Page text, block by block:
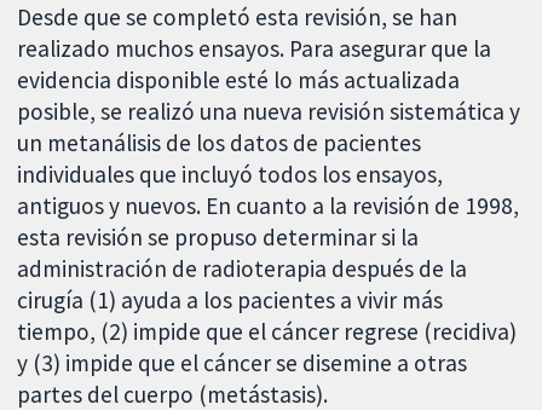
Desde que se completó esta revisión, se han
realizado muchos ensayos. Para asegurar que la
evidencia disponible esté lo más actualizada
posible, se realizó una nueva revisión sistemática y
un metanálisis de los datos de pacientes
individuales que incluyó todos los ensayos,
antiguos y nuevos. En cuanto a la revisión de 1998,
esta revisión se propuso determinar si la
administración de radioterapia después de la
cirugía (1) ayuda a los pacientes a vivir más
tiempo, (2) impide que el cáncer regrese (recidiva)
y (3) impide que el cáncer se disemine a otras
partes del cuerpo (metástasis).